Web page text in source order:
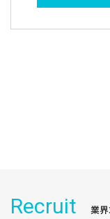
Recruit 業